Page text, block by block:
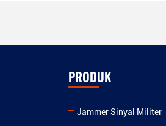
PRODUK
Jammer Sinyal Militer